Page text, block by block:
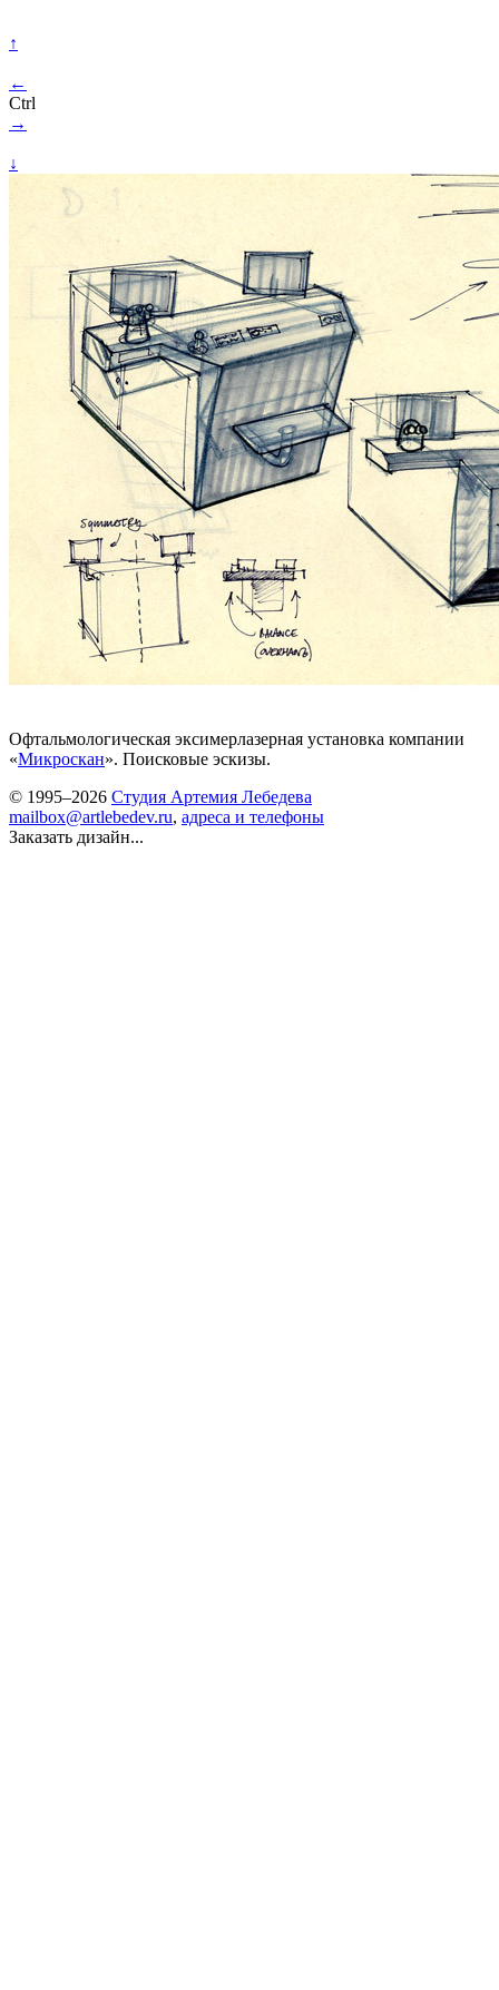
↑
←
Ctrl
→
↓
Офтальмологическая эксимерлазерная установка компании
«Микроскан». Поисковые эскизы.
© 1995–2026 Студия Артемия Лебедева
mailbox@artlebedev.ru, адреса и телефоны
Заказать дизайн...